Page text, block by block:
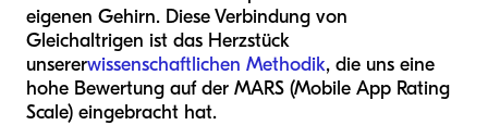
eigenen Gehirn. Diese Verbindung von
Gleichaltrigen ist das Herzstück
unsererwissenschaftlichen Methodik, die uns eine
hohe Bewertung auf der MARS (Mobile App Rating
Scale) eingebracht hat.